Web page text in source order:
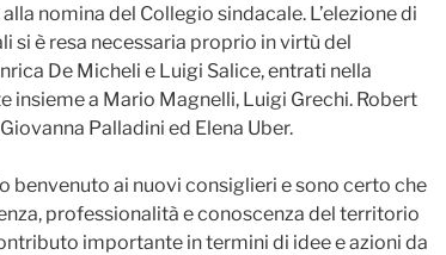
nomina del Collegio sindacale. L’elezione di
si è resa necessaria proprio in virtù del
De Micheli e Luigi Salice, entrati nella
insieme a Mario Magnelli, Luigi Grechi. Robert
Palladini ed Elena Uber.
benvenuto ai nuovi consiglieri e sono certo che
professionalità e conoscenza del territorio
importante in termini di idee e azioni da